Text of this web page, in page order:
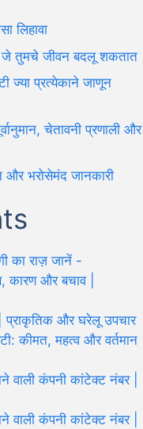
लिहावा
जे तुमचे जीवन बदलू शकतात
ज्या प्रत्येकाने जाणून
चेतावनी प्रणाली और
भरोसेमंद जानकारी
का राज़ जानें -
कारण और बचाव |
और घरेलू उपचार
कीमत, महत्व और वर्तमान
वाली कंपनी कांटेक्ट नंबर |
वाली कंपनी कांटेक्ट नंबर |